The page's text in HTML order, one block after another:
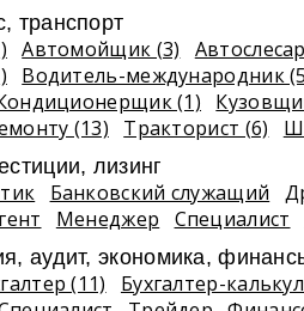
транспорт
Автомойщик (3)
Водитель-международник
(1)
(13)
Тракторист (6)
лизинг
Банковский служащий
Менеджер Специалист
аудит, экономика,
(11) Бухгалтер-